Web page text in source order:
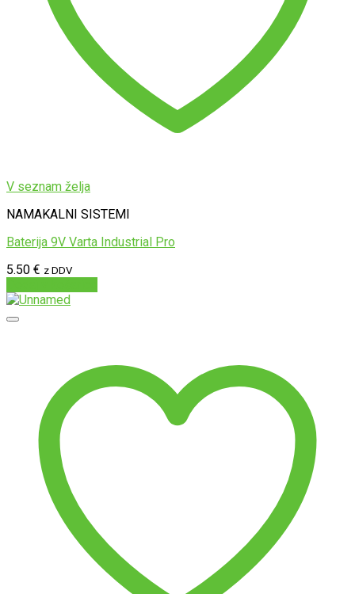
V seznam želja
NAMAKALNI SISTEMI
Baterija 9V Varta Industrial Pro
5.50 € z DDV